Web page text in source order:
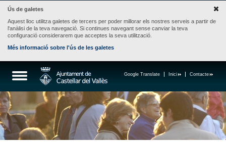
Ús de galetes
Aquest lloc utilitza galetes de tercers per poder millorar els nostres serveis a partir de
l'anàlisi de la teva navegació. Si continues navegant sense canviar la teva
configuració considerarem que acceptes la seva utilització.
Més informació sobre l'ús de les galetes
Contacte
Inici
Google Translate